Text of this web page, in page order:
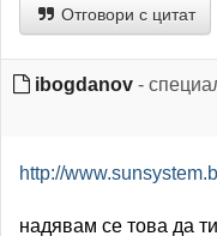
Отговори с цитат
ibogdanov -
http://
надявам се това да